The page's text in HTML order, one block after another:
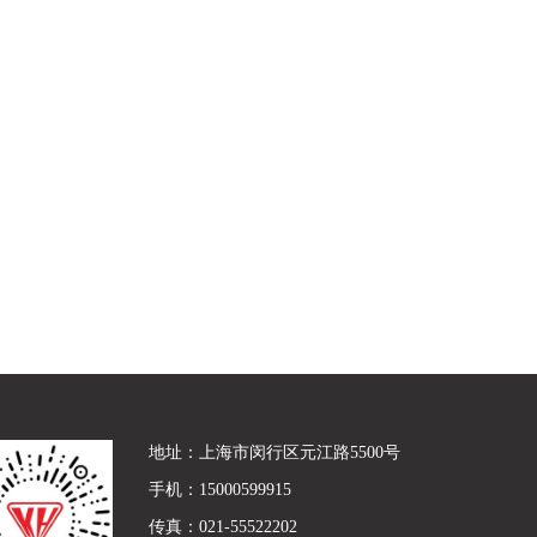
地址：上海市闵行区元江路5500号
手机：15000599915
传真：021-55522202